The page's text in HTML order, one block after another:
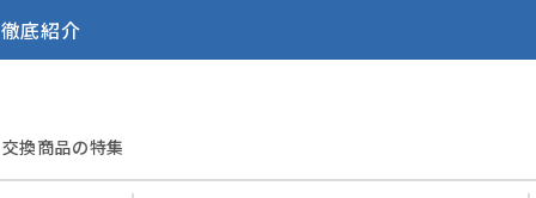
底紹介
交換商品の特集